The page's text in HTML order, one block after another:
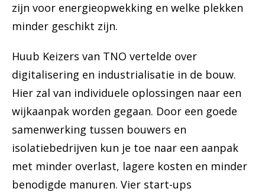
zijn voor energieopwekking en welke plekken
minder geschikt zijn.
Huub Keizers van TNO vertelde over
digitalisering en industrialisatie in de bouw.
Hier zal van individuele oplossingen naar een
wijkaanpak worden gegaan. Door een goede
samenwerking tussen bouwers en
isolatiebedrijven kun je toe naar een aanpak
met minder overlast, lagere kosten en minder
benodigde manuren. Vier start-ups